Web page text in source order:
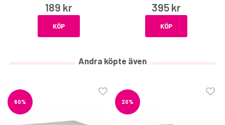
189 kr
KÖP
395 kr
KÖP
Andra köpte även
60% 20%